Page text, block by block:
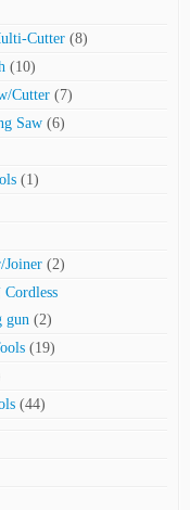
Cutter (8)
(10)
Cutter (7)
Saw (6)
(1)
Joiner (2)
gun (2)
(19)
(44)